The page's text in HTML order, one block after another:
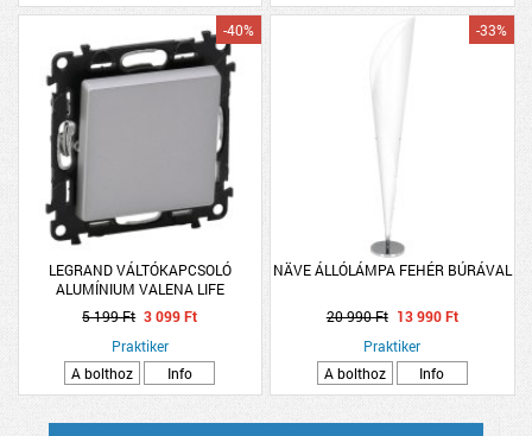
LEGRAND VÁLTÓKAPCSOLÓ
ALUMÍNIUM VALENA LIFE
-40%
5 199 Ft 3 099 Ft
Praktiker
A bolthoz
Info
NÄVE ÁLLÓLÁMPA FEHÉR BÚRÁVAL
-33%
20 990 Ft 13 990 Ft
Praktiker
A bolthoz
Info